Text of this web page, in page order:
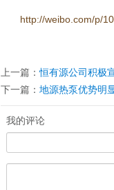
http://weibo.com/p/
上一篇：恒有源公司积极
下一篇： 地源热泵优势明
我的评论